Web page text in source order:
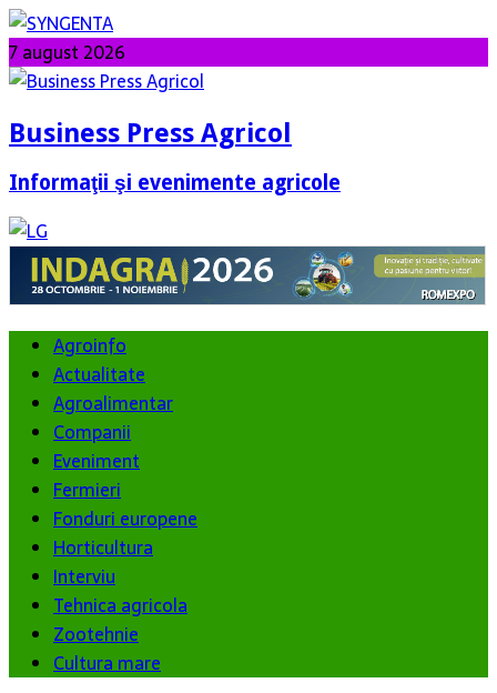
7 august 2026
Business Press Agricol
Informaţii şi evenimente agricole
Agroinfo
Actualitate
Agroalimentar
Companii
Eveniment
Fermieri
Fonduri europene
Horticultura
Interviu
Tehnica agricola
Zootehnie
Cultura mare